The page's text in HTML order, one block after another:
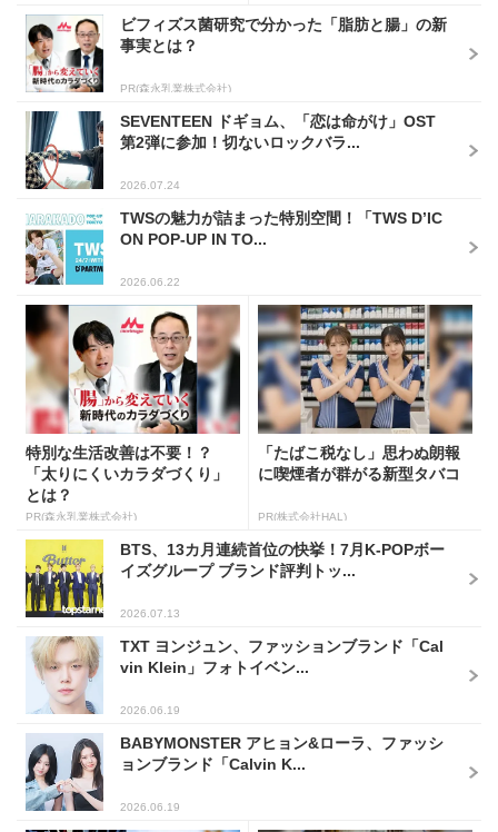
ビフィズス菌研究で分かった「脂肪と腸」の新
事実とは？
PR(森永乳業株式会社)
SEVENTEEN ドギョム、「恋は命がけ」OST
第2弾に参加！切ないロックバラ...
2026.07.24
TWSの魅力が詰まった特別空間！「TWS D’IC
ON POP-UP IN TO...
2026.06.22
特別な生活改善は不要！？
「太りにくいカラダづくり」
とは？
PR(森永乳業株式会社)
「たばこ税なし」思わぬ朗報
に喫煙者が群がる新型タバコ
PR(株式会社HAL)
BTS、13カ月連続首位の快挙！7月K-POPボー
イズグループ ブランド評判トッ...
2026.07.13
TXT ヨンジュン、ファッションブランド「Cal
vin Klein」フォトイベン...
2026.06.19
BABYMONSTER アヒョン&ローラ、ファッシ
ョンブランド「Calvin K...
2026.06.19